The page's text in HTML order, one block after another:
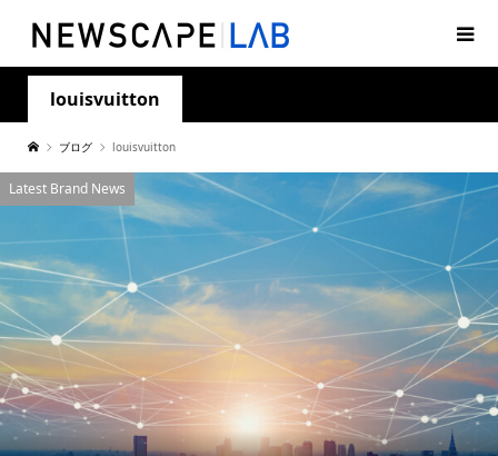
louisvuitton
ブログ louisvuitton
Latest Brand News